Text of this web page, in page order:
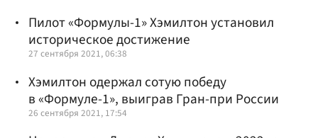
Пилот «Формулы-1» Хэмилтон установил
историческое достижение
27 сентября 2021, 06:38
Хэмилтон одержал сотую победу
в «Формуле-1», выиграв Гран-при России
26 сентября 2021, 17:54